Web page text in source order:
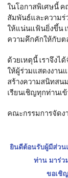
ในโอกาสพิเศษนี้
สัมพันธ์และความร่
ให้แน่นแฟ้นยิ่งขึ้น
ความคึกคักให้กับต
ด้วยเหตุนี้ เราจึงไ
ให้ผู้ร่วมแสดงงาน
สร้างความสนิทสน
เรียนเชิญทุกท่านเ
คณะกรรมการจัดง
ยินดีต้อนรับผู้มีส่วน
ท่าน มาร่ว
ขอเชิ